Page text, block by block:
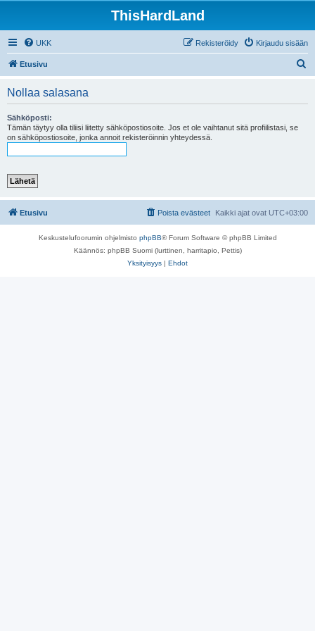
ThisHardLand
UKK Kirjaudu sisään
Rekisteröidy
Etusivu
Nollaa salasana
Sähköposti:
Tämän täytyy olla tiliisi liitetty sähköpostiosoite. Jos et ole vaihtanut sitä profiilistasi, se
on sähköpostiosoite, jonka annoit rekisteröinnin yhteydessä.
Etusivu Kaikki ajat ovat UTC+03:00
Poista evästeet
Keskustelufoorumin ohjelmisto phpBB® Forum Software © phpBB Limited
Käännös: phpBB Suomi (lurttinen, harritapio, Pettis)
Yksityisyys | Ehdot